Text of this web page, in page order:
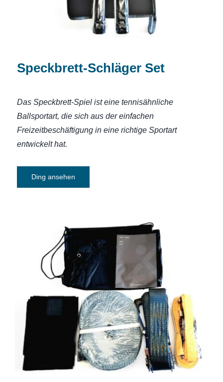
Speckbrett-Schläger Set
Das Speckbrett-Spiel ist eine tennisähnliche
Ballsportart, die sich aus der einfachen
Freizeitbeschäftigung in eine richtige Sportart
entwickelt hat.
Ding ansehen
Slackline Klarfit